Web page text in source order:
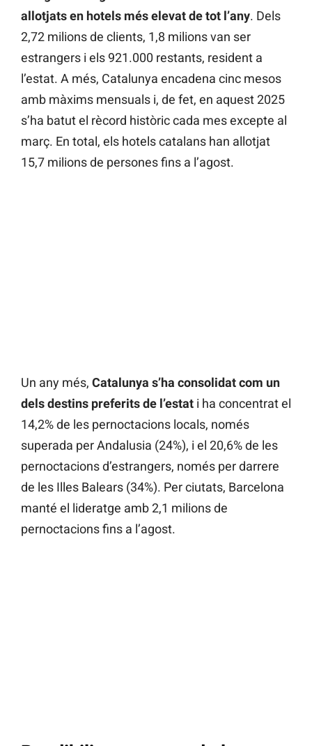
allotjats en hotels més elevat de tot l’any. Dels
2,72 milions de clients, 1,8 milions van ser
estrangers i els 921.000 restants, resident a
l’estat. A més, Catalunya encadena cinc mesos
amb màxims mensuals i, de fet, en aquest 2025
s’ha batut el rècord històric cada mes excepte al
març. En total, els hotels catalans han allotjat
15,7 milions de persones fins a l’agost.
Un any més, Catalunya s’ha consolidat com un
dels destins preferits de l’estat i ha concentrat el
14,2% de les pernoctacions locals, només
superada per Andalusia (24%), i el 20,6% de les
pernoctacions d’estrangers, només per darrere
de les Illes Balears (34%). Per ciutats, Barcelona
manté el lideratge amb 2,1 milions de
pernoctacions fins a l’agost.